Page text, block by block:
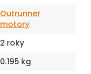
Outrunner
motory
2 roky
0.195 kg